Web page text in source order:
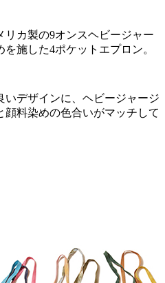
リカ製の9オンスヘビージャー
施した4ポケットエプロン。
いデザインに、ヘビージャージ
料染めの色合いがマッチして